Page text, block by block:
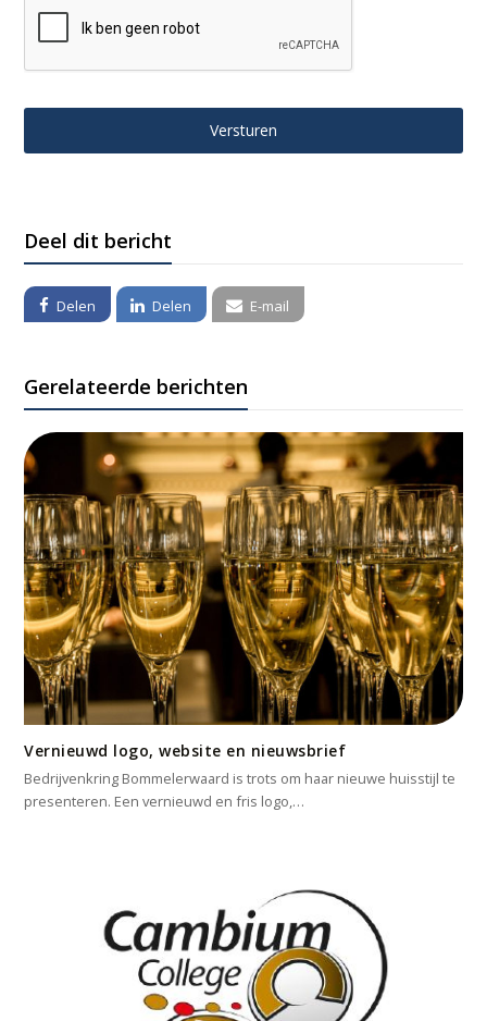
Deel dit bericht
Delen Delen E-mail
Gerelateerde berichten
Vernieuwd logo, website en nieuwsbrief
Bedrijvenkring Bommelerwaard is trots om haar nieuwe huisstijl te
presenteren. Een vernieuwd en fris logo,…